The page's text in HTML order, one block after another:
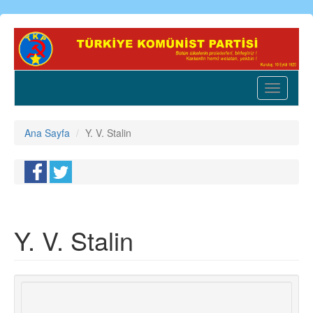
Ana
içeriğe
Toggle
Ana Sayfa Y. V. Stalin
Y. V. Stalin